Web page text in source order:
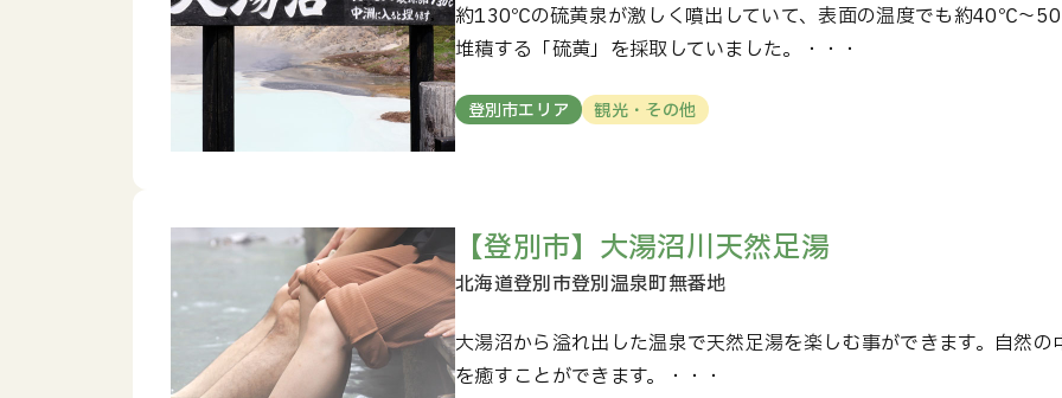
約130℃の硫黄泉が激しく噴出していて、表面の温度でも約40℃～
堆積する「硫黄」を採取していました。・・・
登別市エリア 観光・その他
【登別市】大湯沼川天然足湯
大湯沼から溢れ出した温泉で天然足湯を楽しむ事ができます。自然
を癒すことができます。・・・